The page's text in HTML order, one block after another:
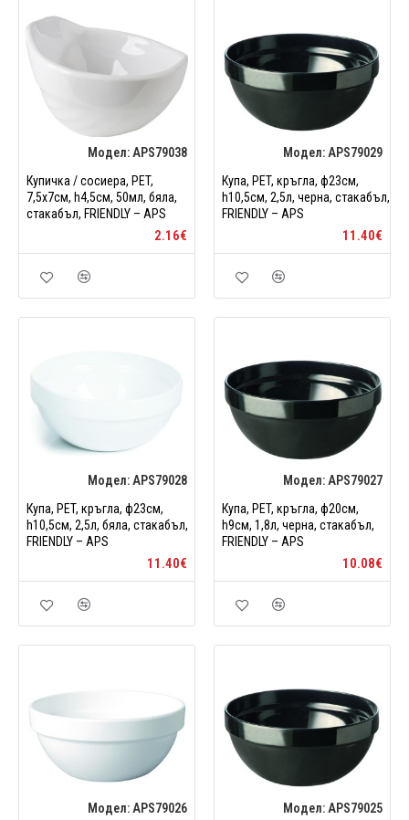
Модел: APS79038
Купичка / сосиера, PET,
7,5x7см, h4,5см, 50мл, бяла,
стакабъл, FRIENDLY – APS
2.16€
Модел: APS79029
Купа, PET, кръгла, ф23см,
h10,5см, 2,5л, черна, стакабъл,
FRIENDLY – APS
11.40€
Модел: APS79028
Купа, PET, кръгла, ф23см,
h10,5см, 2,5л, бяла, стакабъл,
FRIENDLY – APS
11.40€
Модел: APS79027
Купа, PET, кръгла, ф20см,
h9см, 1,8л, черна, стакабъл,
FRIENDLY – APS
10.08€
Модел: APS79026
Модел: APS79025